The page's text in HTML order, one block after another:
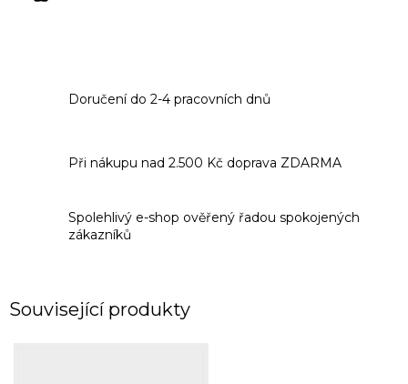
Doručení do 2-4 pracovních dnů
Při nákupu nad 2.500 Kč doprava ZDARMA
Spolehlivý e-shop ověřený řadou spokojených
zákazníků
Související produkty